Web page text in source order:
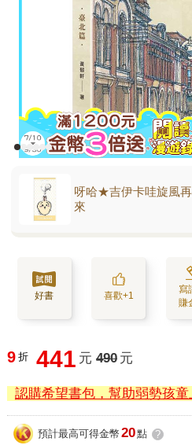
呀哈★吉伊卡哇旋風
來
好書 喜歡+1
寫
賺
9 折 441 元 490 元
認購希望書包，幫助弱勢孩童
預計最高可得金幣 20點 ?